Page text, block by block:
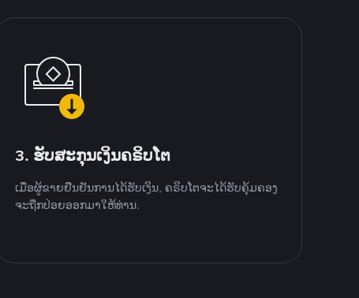
3. ຮັບສະກຸນເງິນຄຣິບໂຕ
ເມື່ອຜູ້ຂາຍຢືນຢັນການໄດ້ຮັບເງິນ, ຄຣິບໂຕຈະໄດ້ຮັບຄຸ້ມຄອງ
ຈະຖືກປ່ອຍອອກມາໃຫ້ທ່ານ.